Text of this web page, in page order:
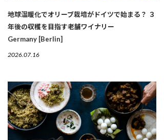
地球温暖化でオリーブ栽培がドイツで始まる？ ３
年後の収穫を目指す老舗ワイナリー
Germany [Berlin]
2026.07.16